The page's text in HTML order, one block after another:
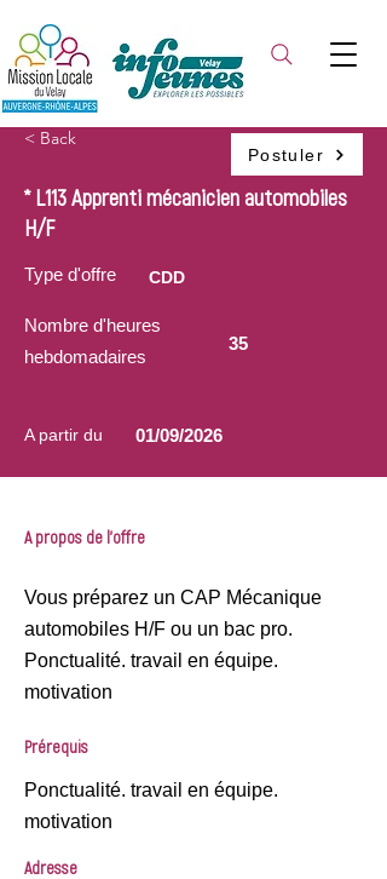
< Back
Postuler
* L113 Apprenti mécanicien automobiles
H/F
Type d'offre CDD
Nombre d'heures
hebdomadaires
35
A partir du 01/09/2026
A propos de l'offre
Vous préparez un CAP Mécanique
automobiles H/F ou un bac pro.
Ponctualité. travail en équipe.
motivation
Prérequis
Ponctualité. travail en équipe.
motivation
Adresse